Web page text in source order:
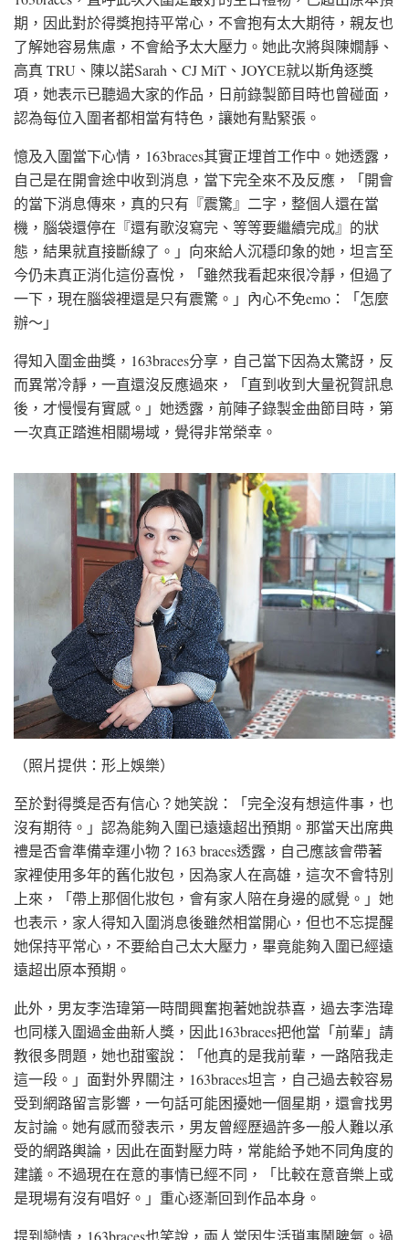
期，因此對於得獎抱持平常心，不會抱有太大期待，親友也
了解她容易焦慮，不會給予太大壓力。她此次將與陳嫺靜、
高真 TRU、陳以諾Sarah、CJ MiT、JOYCE就以斯角逐獎
項，她表示已聽過大家的作品，日前錄製節目時也曾碰面，
認為每位入圍者都相當有特色，讓她有點緊張。
憶及入圍當下心情，163braces其實正埋首工作中。她透露，
自己是在開會途中收到消息，當下完全來不及反應，「開會
的當下消息傳來，真的只有『震驚』二字，整個人還在當
機，腦袋還停在『還有歌沒寫完、等等要繼續完成』的狀
態，結果就直接斷線了。」向來給人沉穩印象的她，坦言至
今仍未真正消化這份喜悅，「雖然我看起來很冷靜，但過了
一下，現在腦袋裡還是只有震驚。」內心不免emo：「怎麼
辦～」
得知入圍金曲獎，163braces分享，自己當下因為太驚訝，反
而異常冷靜，一直還沒反應過來，「直到收到大量祝賀訊息
後，才慢慢有實感。」她透露，前陣子錄製金曲節目時，第
一次真正踏進相關場域，覺得非常榮幸。
（照片提供：形上娛樂）
至於對得獎是否有信心？她笑說：「完全沒有想這件事，也
沒有期待。」認為能夠入圍已遠遠超出預期。那當天出席典
禮是否會準備幸運小物？163 braces透露，自己應該會帶著
家裡使用多年的舊化妝包，因為家人在高雄，這次不會特別
上來，「帶上那個化妝包，會有家人陪在身邊的感覺。」她
也表示，家人得知入圍消息後雖然相當開心，但也不忘提醒
她保持平常心，不要給自己太大壓力，畢竟能夠入圍已經遠
遠超出原本預期。
此外，男友李浩瑋第一時間興奮抱著她說恭喜，過去李浩瑋
也同樣入圍過金曲新人獎，因此163braces把他當「前輩」請
教很多問題，她也甜蜜說：「他真的是我前輩，一路陪我走
這一段。」面對外界關注，163braces坦言，自己過去較容易
受到網路留言影響，一句話可能困擾她一個星期，還會找男
友討論。她有感而發表示，男友曾經歷過許多一般人難以承
受的網路輿論，因此在面對壓力時，常能給予她不同角度的
建議。不過現在在意的事情已經不同，「比較在意音樂上或
是現場有沒有唱好。」重心逐漸回到作品本身。
提到戀情，163braces也笑說，兩人常因生活瑣事鬧脾氣。過